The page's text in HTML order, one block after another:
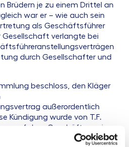
Brüdern je zu einem Drittel an
war er – wie auch sein
als Geschäftsführer
verlangte bei
durch Gesellschafter und
beschloss, den Kläger
außerordentlich
Kündigung wurde von T.F.
auf dem Geschäftspapier
Mosbach (20.1.2022 – 4 O